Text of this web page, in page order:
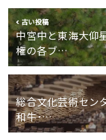
古い投稿
中宮中と東海大仰
権の各ブ…
総合文化芸術セン
和牛･…